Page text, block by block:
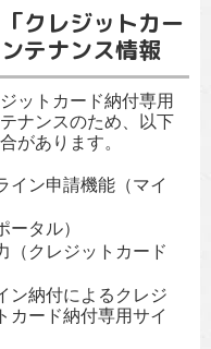
クレジットカー
テナンス情報
ットカード納付専用
ナンスのため、以下
があります。
イン申請機能（マイ
タル）
（クレジットカード
ン納付によるクレジ
カード納付専用サイ